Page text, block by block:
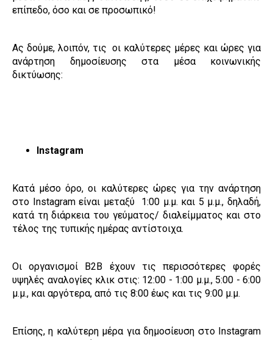
επίπεδο, όσο και σε προσωπικό!
Ας δούμε, λοιπόν, τις οι καλύτερες μέρες και ώρες για
ανάρτηση δημοσίευσης στα μέσα κοινωνικής
δικτύωσης:
Instagram
Κατά μέσο όρο, οι καλύτερες ώρες για την ανάρτηση
στο Instagram είναι μεταξύ 1:00 μ.μ. και 5 μ.μ., δηλαδή,
κατά τη διάρκεια του γεύματος/ διαλείμματος και στο
τέλος της τυπικής ημέρας αντίστοιχα.
Οι οργανισμοί B2B έχουν τις περισσότερες φορές
υψηλές αναλογίες κλικ στις: 12:00 - 1:00 μ.μ., 5:00 - 6:00
μ.μ., και αργότερα, από τις 8:00 έως και τις 9:00 μ.μ.
Επίσης, η καλύτερη μέρα για δημοσίευση στο Instagram